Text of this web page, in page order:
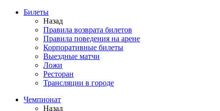
Билеты
Назад
Правила возврата билетов
Правила поведения на арене
Корпоративные билеты
Выездные матчи
Ложи
Ресторан
Трансляции в городе
Чемпионат
Назад